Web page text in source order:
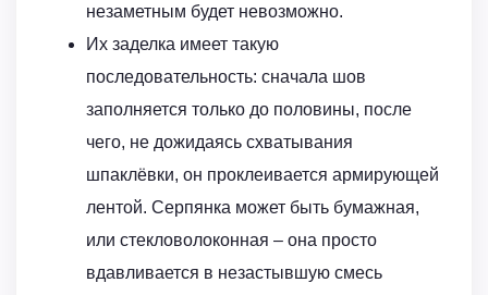
незаметным будет невозможно.
Их заделка имеет такую
последовательность: сначала шов
заполняется только до половины, после
чего, не дожидаясь схватывания
шпаклёвки, он проклеивается армирующей
лентой. Серпянка может быть бумажная,
или стекловолоконная – она просто
вдавливается в незастывшую смесь